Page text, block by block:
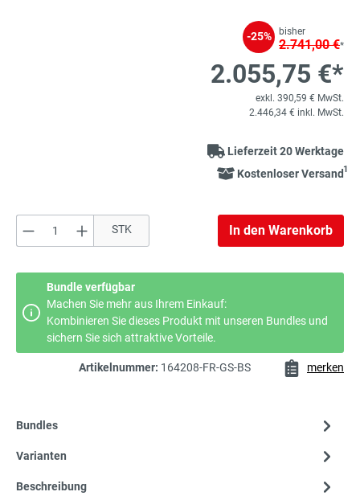
-25% bisher
2.741,00 €*
2.055,75 €*
exkl. 390,59 € MwSt.
2.446,34 € inkl. MwSt.
Lieferzeit 20 Werktage
Kostenloser Versand1
Produkt Anzahl: Gib den gewünschten
STK In den Warenkorb
Bundle verfügbar
Machen Sie mehr aus Ihrem Einkauf:
Kombinieren Sie dieses Produkt mit unseren Bundles und
sichern Sie sich attraktive Vorteile.
Artikelnummer: 164208-FR-GS-BS merken
Bundles
Varianten
Beschreibung